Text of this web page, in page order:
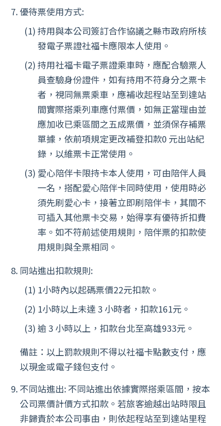
優待票使用方式:
持用與本公司簽訂合作協議之縣市政府所核
發電子票證社福卡應限本人使用。
持用社福卡電子票證乘車時，應配合驗票人
員查驗身份證件，如有持用不符身分之票卡
者，視同無票乘車，應補收起程站至到達站
間實際搭乘列車應付票價，如無正當理由並
應加收已乘區間之五成票價，並須保存補票
單據，依前項規定更改補登扣款0 元出站紀
錄，以維票卡正常使用。
愛心陪伴卡限持卡本人使用，可由陪伴人員
一名，搭配愛心陪伴卡同時使用，使用時必
須先刷愛心卡，接著立即刷陪伴卡，其間不
可插入其他票卡交易，始得享有優待折扣費
率。如不符前述使用規則，陪伴票的扣款使
用規則與全票相同。
同站進出扣款規則:
1小時內以起碼票價22元扣款。
1小時以上未達 3 小時者，扣款161元。
逾 3 小時以上，扣款台北至高雄933元。
備註：以上罰款規則不得以社福卡點數支付，應
以現金或電子錢包支付。
不同站進出: 不同站進出依據實際搭乘區間，按本
公司票價計價方式扣款。若旅客逾越出站時限且
非歸責於本公司事由，則依起程站至到達站里程